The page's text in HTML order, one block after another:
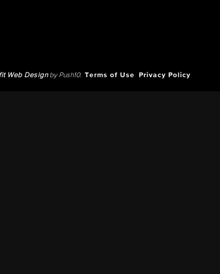
Web Designby Push10. Terms of Use Privacy Policy